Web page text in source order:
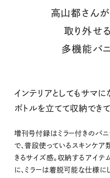
高山都さん
取り外せ
多機能バ
インテリアとしてもサマに
ボトルを立てて収納でき
増刊号付録はミラー付きのバ
で、普段使っているスキンケア
きるサイズ感。収納するアイ
に、ミラーは着脱可能な仕様に